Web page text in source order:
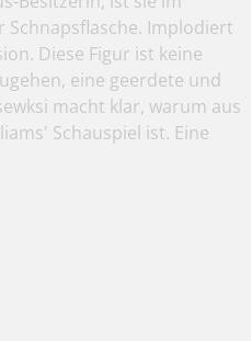
Schnapsflasche. Implodiert
Diese Figur ist keine
eine geerdete und
macht klar, warum aus
Schauspiel ist. Eine